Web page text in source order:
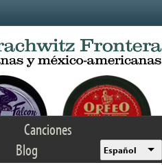
Canciones
Blog Español